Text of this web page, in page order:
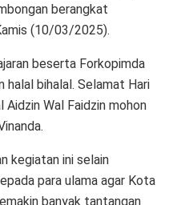
berangkat
(10/03/2025).
beserta Forkopimda
halal bihalal. Selamat Hari
Aidzin Wal Faidzin mohon
kegiatan ini selain
para ulama agar Kota
banyak tantangan